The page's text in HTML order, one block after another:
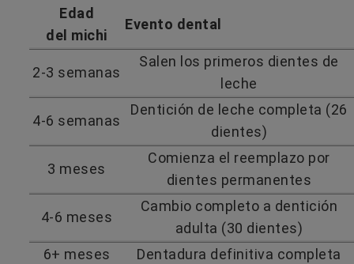
Edad
del michi
Evento dental
2-3 semanas
Salen los primeros dientes de
leche
4-6 semanas
Dentición de leche completa (26
dientes)
3 meses
Comienza el reemplazo por
dientes permanentes
4-6 meses
Cambio completo a dentición
adulta (30 dientes)
6+ meses
Dentadura definitiva completa